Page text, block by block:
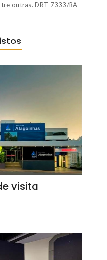
outras. DRT 7333/BA
visita